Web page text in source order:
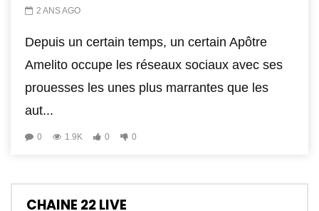
2 ANS AGO
Depuis un certain temps, un certain Apôtre
Amelito occupe les réseaux sociaux avec ses
prouesses les unes plus marrantes que les
aut...
0 1.9K 0 0
CHAINE 22 LIVE